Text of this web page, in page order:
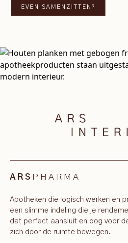
EVEN SAMENZITTEN?
ARS PHARMA
Apotheken die logisch werken en
een slimme indeling die je
dat perfect aansluit en oog voor
zich door de ruimte bewegen.